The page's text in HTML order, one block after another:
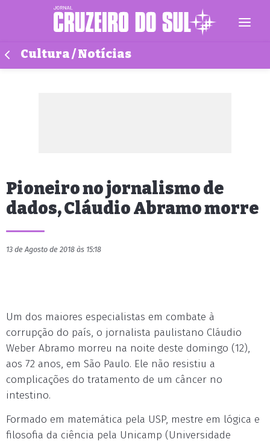
Cultura / Notícias
Pioneiro no jornalismo de
dados, Cláudio Abramo morre
13 de Agosto de 2018 às 15:18
Um dos maiores especialistas em combate à
corrupção do país, o jornalista paulistano Cláudio
Weber Abramo morreu na noite deste domingo (12),
aos 72 anos, em São Paulo. Ele não resistiu a
complicações do tratamento de um câncer no
intestino.
Formado em matemática pela USP, mestre em lógica e
filosofia da ciência pela Unicamp (Universidade